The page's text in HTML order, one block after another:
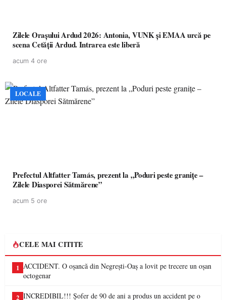
Zilele Orașului Ardud 2026: Antonia, VUNK și EMAA urcă pe
scena Cetății Ardud. Intrarea este liberă
acum 4 ore
LOCALE
Prefectul Altfatter Tamás, prezent la „Poduri peste granițe –
Zilele Diasporei Sătmărene”
acum 5 ore
CELE MAI CITITE
1 ACCIDENT. O oșancă din Negrești-Oaș a lovit pe trecere un oșan
octogenar
2 INCREDIBIL!!! Șofer de 90 de ani a produs un accident pe o